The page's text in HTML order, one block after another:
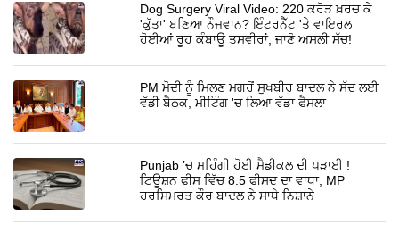
Dog Surgery Viral Video: 220 ਕਰੋੜ ਖ਼ਰਚ ਕੇ
'ਕੁੱਤਾ' ਬਣਿਆ ਨੌਜਵਾਨ? ਇੰਟਰਨੈੱਟ 'ਤੇ ਵਾਇਰਲ
ਹੋਈਆਂ ਰੂਹ ਕੰਬਾਊ ਤਸਵੀਰਾਂ, ਜਾਣੋ ਅਸਲੀ ਸੱਚ!
PM ਮੋਦੀ ਨੂੰ ਮਿਲਣ ਮਗਰੋਂ ਸੁਖਬੀਰ ਬਾਦਲ ਨੇ ਸੱਦ ਲਈ
ਵੱਡੀ ਬੈਠਕ, ਮੀਟਿੰਗ 'ਚ ਲਿਆ ਵੱਡਾ ਫੈਸਲਾ
Punjab ’ਚ ਮਹਿੰਗੀ ਹੋਈ ਮੈਡੀਕਲ ਦੀ ਪੜਾਈ !
ਟਿਊਸ਼ਨ ਫੀਸ ਵਿੱਚ 8.5 ਫੀਸਦ ਦਾ ਵਾਧਾ; MP
ਹਰਸਿਮਰਤ ਕੌਰ ਬਾਦਲ ਨੇ ਸਾਧੇ ਨਿਸ਼ਾਨੇ